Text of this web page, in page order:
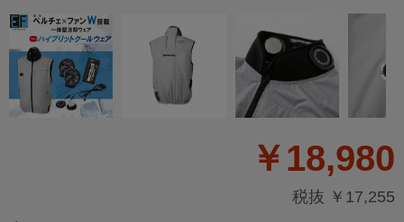
￥18,980
税抜 ￥17,255